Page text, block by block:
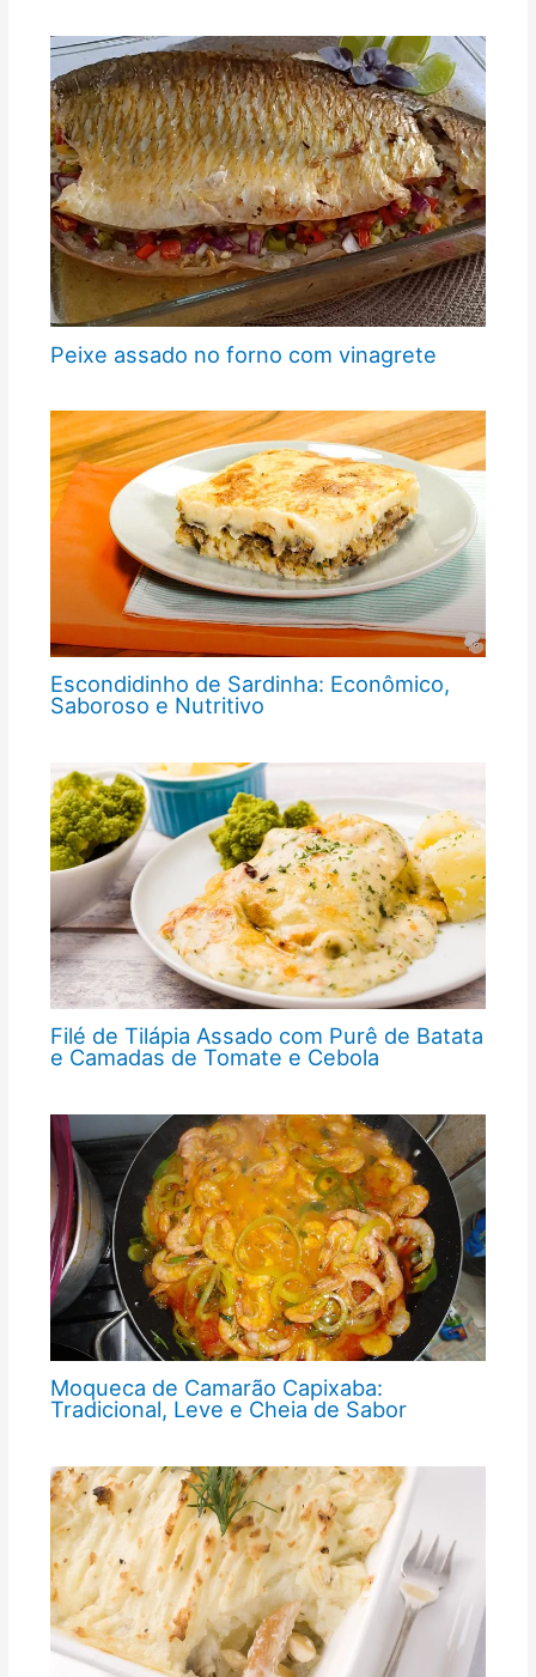
Peixe assado no forno com vinagrete
Escondidinho de Sardinha: Econômico,
Saboroso e Nutritivo
Filé de Tilápia Assado com Purê de Batata
e Camadas de Tomate e Cebola
Moqueca de Camarão Capixaba:
Tradicional, Leve e Cheia de Sabor